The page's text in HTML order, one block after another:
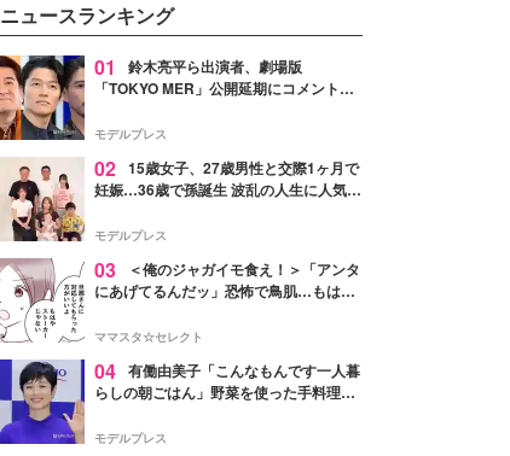
ター・茅野しのぶ。一人ひとりの
個性に寄り添い、魅力を引き出す
衣装作りは、多くの女性たちに勇
気と自信を与え続けている。
ニュースランキング
01
鈴木亮平ら出演者、劇場版
「TOKYO MER」公開延期にコメント
最大の敬意とエールを」
モデルプレス
02 15歳女子、27歳男性と交際1ヶ月で
妊娠…36歳で孫誕生 波乱の人生に人気タ
よ！」
モデルプレス
03
＜俺のジャガイモ食え！＞「アンタ
にあげてるんだッ」恐怖で鳥肌…もはや
ママスタ☆セレクト
04 有働由美子「こんなもんです一人暮
らしの朝ごはん」野菜を使った手料理公
そう」と反響
モデルプレス